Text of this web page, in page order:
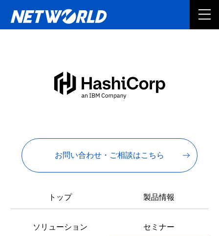
お問い合わせ・ご相談はこちら
トップ 製品情報
ソリューション セミナー